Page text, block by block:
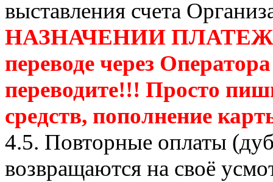
выставления счета
НАЗНАЧЕНИИ ПЛАТЕЖА
переводе через
переводите!!! Просто
средств, пополнение
4.5. Повторные оплаты
возвращаются на своё